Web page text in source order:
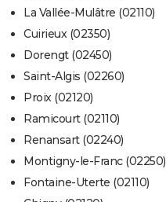
La Vallée-Mulâtre (02110)
Cuirieux (02350)
Dorengt (02450)
Saint-Algis (02260)
Proix (02120)
Ramicourt (02110)
Renansart (02240)
Montigny-le-Franc (02250)
Fontaine-Uterte (02110)